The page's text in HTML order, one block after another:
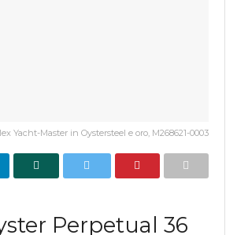
Yacht-Master in Oystersteel e oro, M268621-0003
Perpetual 36